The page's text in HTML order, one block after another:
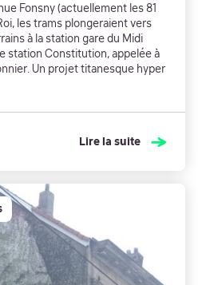
Fonsny (actuellement les 81
les trams plongeraient vers
à la station gare du Midi
station Constitution, appelée à
Un projet titanesque hyper
Lire la suite